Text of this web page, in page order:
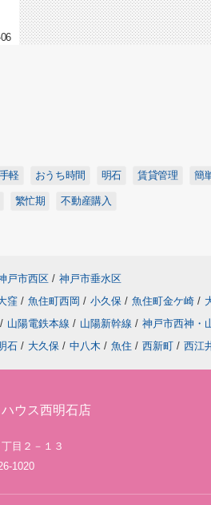
手軽 おうち時間 明石 賃貸管理 簡
繁忙期 不動産購入
戸市西区 / 神戸市垂水区
窪 / 魚住町西岡 / 小久保 / 魚住町金ケ崎 /
/ 山陽電鉄本線 / 山陽新幹線 / 神戸市西神・
石 / 大久保 / 中八木 / 魚住 / 西新町 / 西江
ウス西明石店
目２－１３
1020